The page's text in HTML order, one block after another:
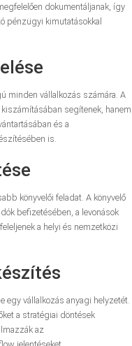
dokumentáljanak, így
pénzügyi kimutatásokkal
minden vállalkozás számára. A
segítenek, hanem
és a
is.
könyvelői feladat. A könyvelő
befizetésében, a levonások
a helyi és nemzetközi
egy vállalkozás anyagi helyzetét.
a stratégiai döntések
az